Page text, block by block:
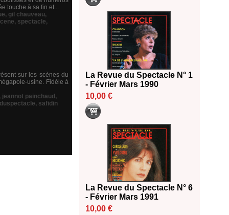
touche à sa fin et...
, gil chauveau,
, spectacle,
sur les scènes du
usine. Fidèle à
, jeannot painchaud ,
, safidin
La Revue du Spectacle N° 1
- Février Mars 1990
10,00 €
La Revue du Spectacle N° 6
- Février Mars 1991
10,00 €